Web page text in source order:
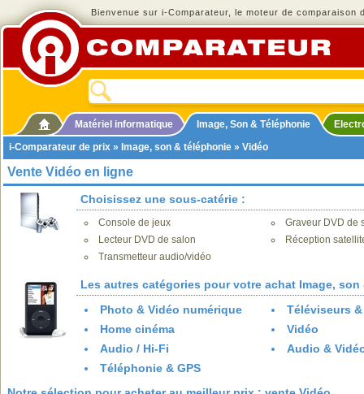
Bienvenue sur i-Comparateur, le moteur de comparaison
Matériel informatique Image, Son & Téléphonie
i-Comparateur de prix » Image, son & téléphonie » Vidéo
Vente Vidéo en ligne
Choisissez une sous-catérie :
Console de jeux
Graveur DVD de
Lecteur DVD de salon
Réception
Transmetteur audio/vidéo
Les autres catégories pour votre achat Image,
Photo & Vidéo numérique
Téléviseurs
Home cinéma
Vidéo
Audio / Hi-Fi
Audio &
Téléphonie & GPS